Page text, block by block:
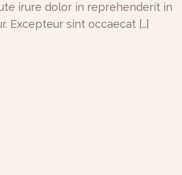
irure dolor in reprehenderit in
Excepteur sint occaecat […]